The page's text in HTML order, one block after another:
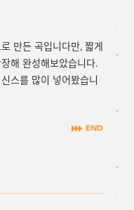
만든 곡입니다만, 짧게
해 완성해보았습니다.
스를 많이 넣어봤습니